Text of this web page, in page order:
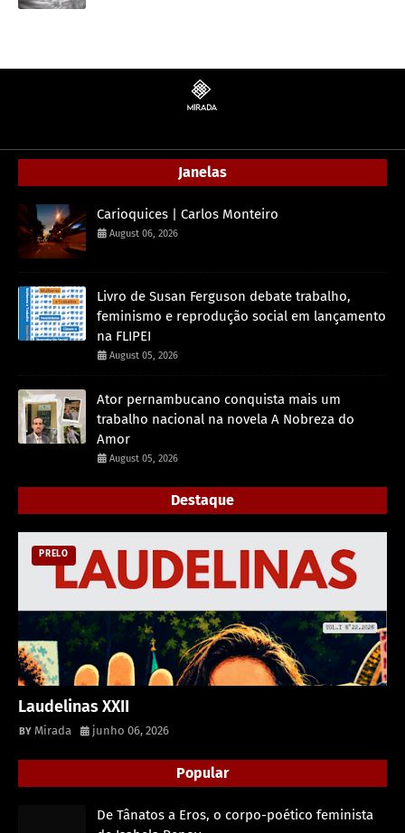
Janelas
Carioquices | Carlos Monteiro
August 06, 2026
Livro de Susan Ferguson debate trabalho,
feminismo e reprodução social em lançamento
na FLIPEI
August 05, 2026
Ator pernambucano conquista mais um
trabalho nacional na novela A Nobreza do
Amor
August 05, 2026
Destaque
PRELO
Laudelinas XXII
Mirada junho 06, 2026
Popular
De Tânatos a Eros, o corpo-poético feminista